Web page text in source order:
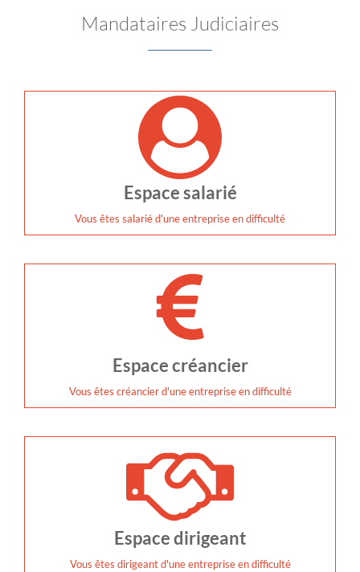
Mandataires Judiciaires
Espace salarié
Vous êtes salarié d'une entreprise en difficulté
Espace créancier
Vous êtes créancier d'une entreprise en difficulté
Espace dirigeant
Vous êtes dirigeant d'une entreprise en difficulté